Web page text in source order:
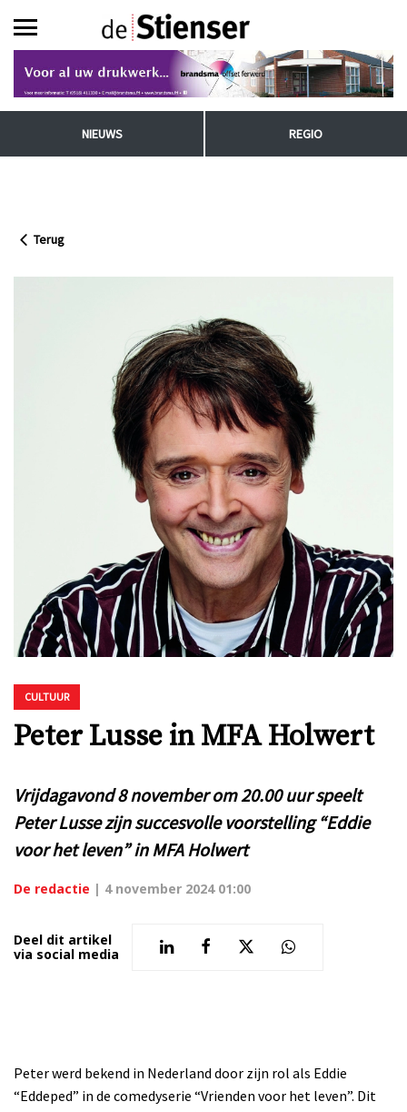
NIEUWS REGIO
Terug
CULTUUR
Peter Lusse in MFA Holwert
Vrijdagavond 8 november om 20.00 uur speelt
Peter Lusse zijn succesvolle voorstelling “Eddie
voor het leven” in MFA Holwert
De redactie | 4 november 2024 01:00
Deel dit artikel
via social media
Peter werd bekend in Nederland door zijn rol als Eddie
“Eddeped” in de comedyserie “Vrienden voor het leven”. Dit